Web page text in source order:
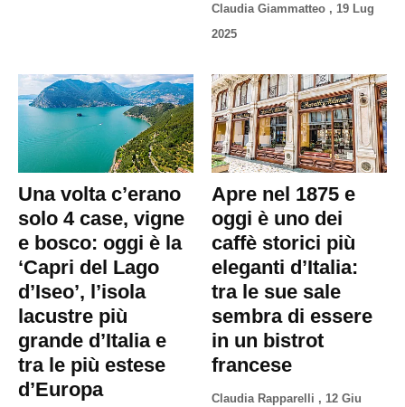
Claudia Giammatteo , 19 Lug
2025
Una volta c’erano
solo 4 case, vigne
e bosco: oggi è la
‘Capri del Lago
d’Iseo’, l’isola
lacustre più
grande d’Italia e
tra le più estese
d’Europa
Apre nel 1875 e
oggi è uno dei
caffè storici più
eleganti d’Italia:
tra le sue sale
sembra di essere
in un bistrot
francese
Claudia Rapparelli , 12 Giu